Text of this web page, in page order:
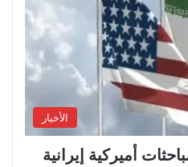
الأخبار
أميركية إيرانية